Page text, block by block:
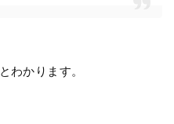
とわかります。